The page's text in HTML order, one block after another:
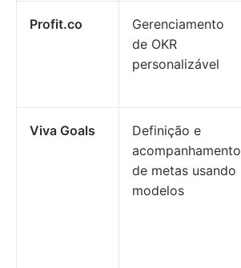
Profit.co
Gerenciamento
de OKR
personalizável
Viva Goals
Definição e
acompanhamento
de metas usando
modelos